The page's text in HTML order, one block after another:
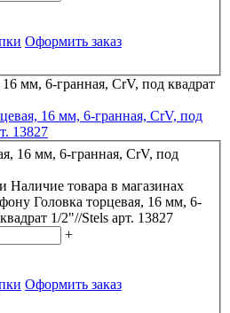
Оформить заказ
16 мм, 6-гранная, CrV, под
13827
Наличие товара в магазинах
Головка торцевая, 16 мм, 6-
1/2"//Stels арт. 13827
+
Оформить заказ